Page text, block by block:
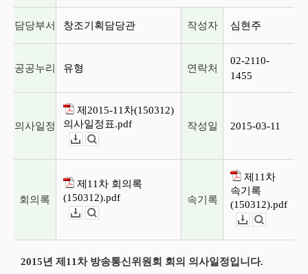
담당부서 창조기획담당관 작성자 심현주
공공누리 유형 연락처
02-2110-
1455
의사일정
제2015-11차(150312)
의사일정표.pdf
작성일 2015-03-11
회의록
제11차 회의록
(150312).pdf
속기록
제11차
속기록
(150312).pdf
2015년 제11차 방송통신위원회 회의 의사일정입니다.